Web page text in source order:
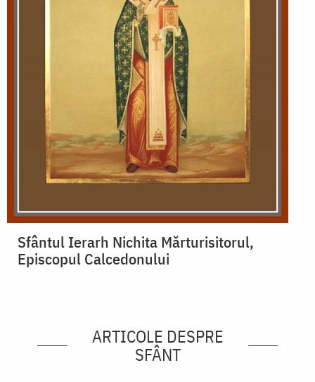
Sfântul Ierarh Nichita Mărturisitorul,
Episcopul Calcedonului
ARTICOLE DESPRE
SFÂNT